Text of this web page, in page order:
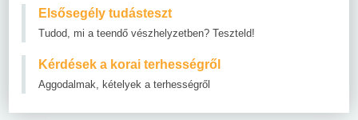
Elsősegély tudásteszt
Tudod, mi a teendő vészhelyzetben? Teszteld!
Kérdések a korai terhességről
Aggodalmak, kételyek a terhességről